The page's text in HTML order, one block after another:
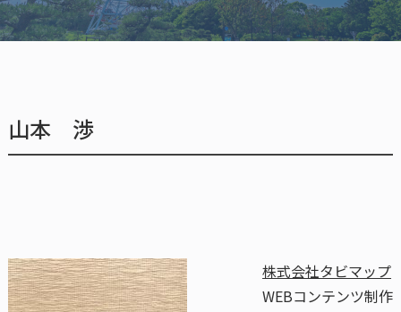
山本 渉
株式会社タビマップ
WEBコンテンツ制作